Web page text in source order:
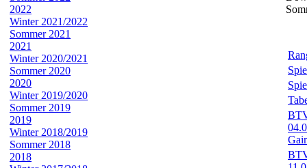
2022
Winter 2021/2022
Sommer 2021
2021
Winter 2020/2021
Sommer 2020
2020
Winter 2019/2020
Sommer 2019
2019
Winter 2018/2019
Sommer 2018
2018